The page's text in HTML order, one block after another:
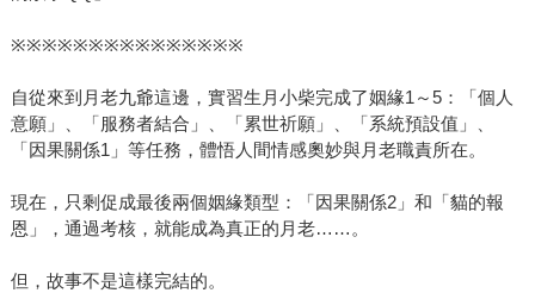
※※※※※※※※※※※※※※※
自從來到月老九爺這邊，實習生月小柴完成了姻緣1～5：「個人
意願」、「服務者結合」、「累世祈願」、「系統預設值」、
「因果關係1」等任務，體悟人間情感奧妙與月老職責所在。
現在，只剩促成最後兩個姻緣類型：「因果關係2」和「貓的報
恩」，通過考核，就能成為真正的月老……。
但，故事不是這樣完結的。